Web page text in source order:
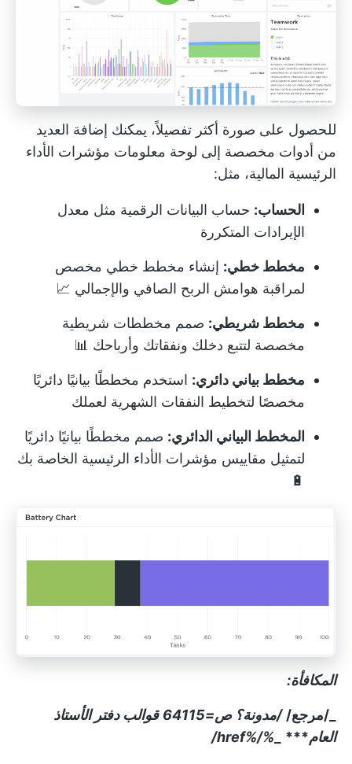
للحصول على صورة أكثر تفصيلاً، يمكنك إضافة العديد
من أدوات مخصصة إلى لوحة معلومات مؤشرات الأداء
الرئيسية المالية، مثل:
الحساب: حساب البيانات الرقمية مثل معدل
الإيرادات المتكررة
مخطط خطي: إنشاء مخطط خطي مخصص
لمراقبة هوامش الربح الصافي والإجمالي 📈
مخطط شريطي: صمم مخططات شريطية
مخصصة لتتبع دخلك ونفقاتك وأرباحك 📊
مخطط بياني دائري: استخدم مخططًا بيانيًا دائريًا
مخصصًا لتخطيط النفقات الشهرية لعملك
المخطط البياني الدائري: صمم مخططًا بيانيًا دائريًا
لتمثيل مقاييس مؤشرات الأداء الرئيسية الخاصة بك
🔋
المكافأة:
_/مرجع/ /مدونة؟ ص=64115
قوالب دفتر الأستاذ
العام***
%/%href/